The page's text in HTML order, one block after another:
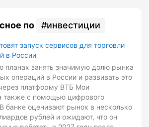
по инвестиции
запуск сервисов для торговли
в России
планах занять значимую долю рынка
операций в России и развивать это
платформу ВТБ Мои
также с помощью цифрового
банке оценивают рынок в несколько
рублей и ожидают, что он